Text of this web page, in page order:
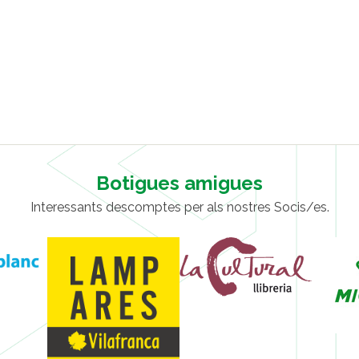
Botigues amigues
Interessants descomptes per als nostres Socis/es.